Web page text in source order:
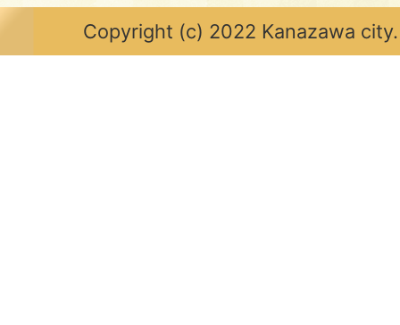
Copyright (c) 2022 Kanazawa